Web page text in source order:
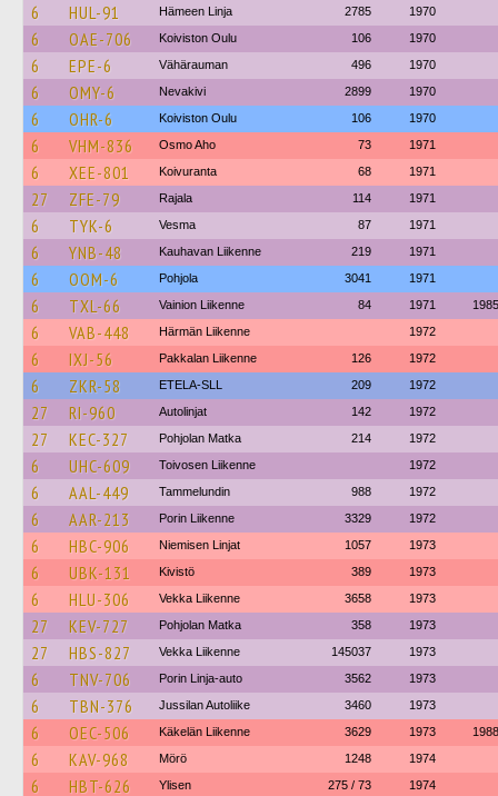
6 HUL-91 Hämeen Linja 2785 1970
6 OAE-706 Koiviston Oulu 106 1970
6 EPE-6 Vähärauman 496 1970
6 OMY-6 Nevakivi 2899 1970
6 OHR-6 Koiviston Oulu 106 1970
6 VHM-836 Osmo Aho 73 1971
6 XEE-801 Koivuranta 68 1971
27 ZFE-79 Rajala 114 1971
6 TYK-6 Vesma 87 1971
6 YNB-48 Kauhavan Liikenne 219 1971
6 OOM-6 Pohjola 3041 1971
6 TXL-66 Vainion Liikenne 84 1971 1985
6 VAB-448 Härmän Liikenne 1972
6 IXJ-56 Pakkalan Liikenne 126 1972
6 ZKR-58 ETELA-SLL 209 1972
27 RI-960 Autolinjat 142 1972
27 KEC-327 Pohjolan Matka 214 1972
6 UHC-609 Toivosen Liikenne 1972
6 AAL-449 Tammelundin 988 1972
6 AAR-213 Porin Liikenne 3329 1972
6 HBC-906 Niemisen Linjat 1057 1973
6 UBK-131 Kivistö 389 1973
6 HLU-306 Vekka Liikenne 3658 1973
27 KEV-727 Pohjolan Matka 358 1973
27 HBS-827 Vekka Liikenne 145037 1973
6 TNV-706 Porin Linja-auto 3562 1973
6 TBN-376 Jussilan Autoliike 3460 1973
6 OEC-506 Käkelän Liikenne 3629 1973 1988
6 KAV-968 Mörö 1248 1974
6 HBT-626 Ylisen 275 / 73 1974